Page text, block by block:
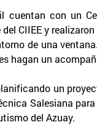
cuentan con un
CIIEE y
de una
hagan un
un
Salesiana
del Azuay.